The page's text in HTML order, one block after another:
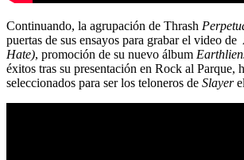
Continuando, la agrupación de Thrash
puertas de sus ensayos para grabar el video de
Hate), promoción de su nuevo álbum
éxitos tras su presentación en Rock al Parque,
seleccionados para ser los teloneros de Slayer